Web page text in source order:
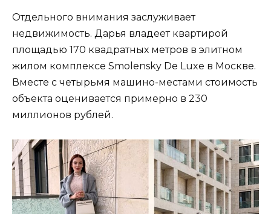
Отдельного внимания заслуживает
недвижимость. Дарья владеет квартирой
площадью 170 квадратных метров в элитном
жилом комплексе Smolensky De Luxe в Москве.
Вместе с четырьмя машино-местами стоимость
объекта оценивается примерно в 230
миллионов рублей.